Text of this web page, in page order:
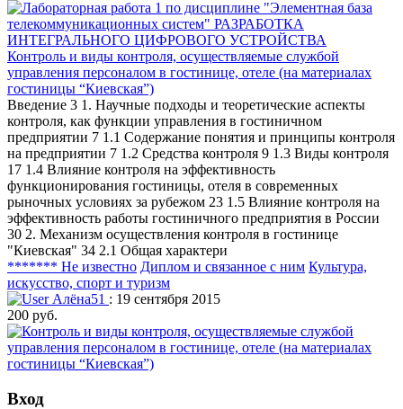
Контроль и виды контроля, осуществляемые службой
управления персоналом в гостинице, отеле (на материалах
гостиницы “Киевская”)
Введение 3 1. Научные подходы и теоретические аспекты
контроля, как функции управления в гостиничном
предприятии 7 1.1 Содержание понятия и принципы контроля
на предприятии 7 1.2 Средства контроля 9 1.3 Виды контроля
17 1.4 Влияние контроля на эффективность
функционирования гостиницы, отеля в современных
рыночных условиях за рубежом 23 1.5 Влияние контроля на
эффективность работы гостиничного предприятия в России
30 2. Механизм осуществления контроля в гостинице
"Киевская" 34 2.1 Общая характери
******* Не известно Диплом и связанное с ним Культура,
искусство, спорт и туризм
Алёна51 : 19 сентября 2015
200 руб.
Вход